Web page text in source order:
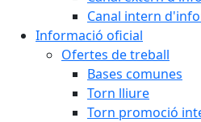
Canal intern
Informació oficial
Ofertes de treball
Bases comunes
Torn lliure
Torn promoció